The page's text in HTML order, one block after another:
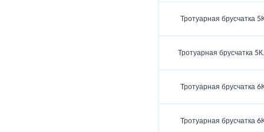
Тротуарная брусчатка
Тротуарная брусчатка
Тротуарная брусчатка
Тротуарная брусчатка